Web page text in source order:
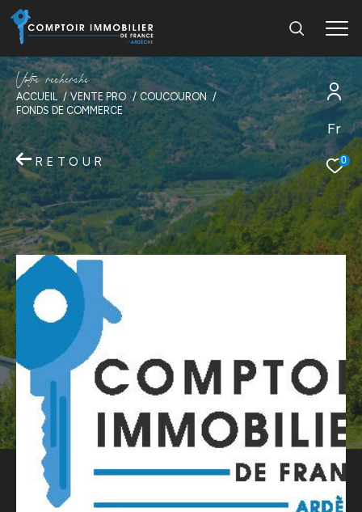
Fr
0
Votre recherche
ACCUEIL VENTE PRO
COUCOURON
FONDS DE COMMERCE
RETOUR